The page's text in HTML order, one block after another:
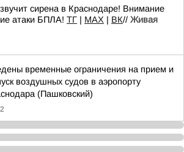
сирена в Краснодаре! Внимание
атаки БПЛА! TГ | MAX | ВК// Живая
временные ограничения на прием и
воздушных судов в аэропорту
(Пашковский)